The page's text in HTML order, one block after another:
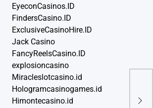
EyeconCasinos.ID
FindersCasino.ID
ExclusiveCasinoHire.ID
Jack Casino
FancyReelsCasino.ID
explosioncasino
Miracleslotcasino.id
Hologramcasinogames.id
Himontecasino.id